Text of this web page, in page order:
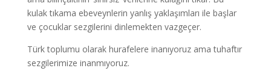
kulak tıkama ebeveynlerin yanlış yaklaşımları ile başlar
ve çocuklar sezgilerini dinlemekten vazgeçer.
Türk toplumu olarak hurafelere inanıyoruz ama tuhaftır
sezgilerimize inanmıyoruz.